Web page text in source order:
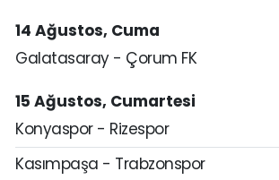
14 Ağustos, Cuma
Galatasaray - Çorum FK
15 Ağustos, Cumartesi
Konyaspor - Rizespor
Kasımpaşa - Trabzonspor